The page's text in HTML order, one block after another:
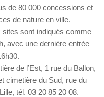
de 80 000 concessions et
de nature en ville.
sites sont indiqués comme
avec une dernière entrée
de l’Est, 1 rue du Ballon,
cimetière du Sud, rue du
tél. 03 20 85 20 08.